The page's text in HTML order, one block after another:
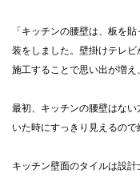
「キッチンの腰壁は、板を
装をしました。壁掛けテレ
施工することで思い出が増え
最初、キッチンの腰壁はな
いた時にすっきり見えるので
キッチン壁面のタイルは設